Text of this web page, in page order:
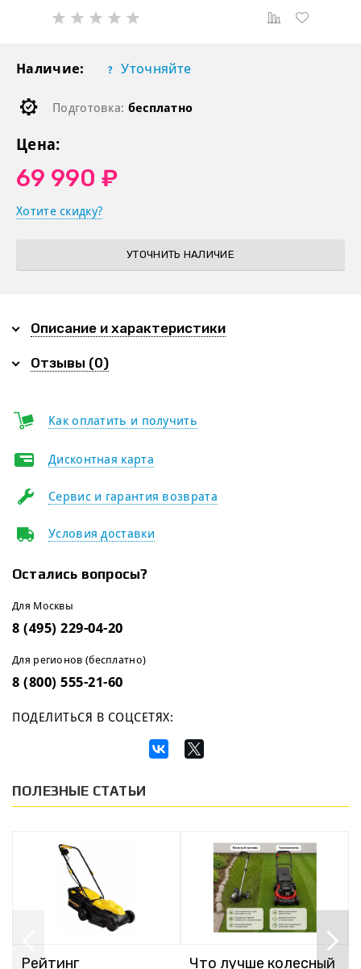
Наличие: Уточняйте
Подготовка: бесплатно
Цена:
69 990 ₽
Хотите скидку?
УТОЧНИТЬ НАЛИЧИЕ
Описание и характеристики
Отзывы (0)
Как оплатить и получить
Дисконтная карта
Сервис и гарантия возврата
Условия доставки
Остались вопросы?
Для Москвы
8 (495) 229-04-20
Для регионов (бесплатно)
8 (800) 555-21-60
ПОДЕЛИТЬСЯ В СОЦСЕТЯХ:
ПОЛЕЗНЫЕ СТАТЬИ
Рейтинг Что лучше колесный